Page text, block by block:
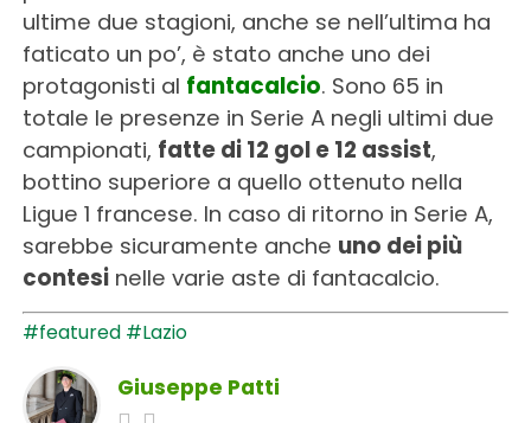
ultime due stagioni, anche se nell’ultima ha
faticato un po’, è stato anche uno dei
protagonisti al fantacalcio. Sono 65 in
totale le presenze in Serie A negli ultimi due
campionati, fatte di 12 gol e 12 assist,
bottino superiore a quello ottenuto nella
Ligue 1 francese. In caso di ritorno in Serie A,
sarebbe sicuramente anche uno dei più
contesinelle varie aste di fantacalcio.
#featured #Lazio
Giuseppe Patti